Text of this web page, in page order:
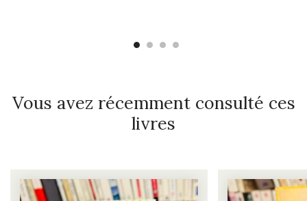
Vous avez récemment consulté ces
livres